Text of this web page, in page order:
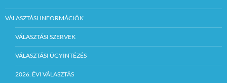
VÁLASZTÁSI INFORMÁCIÓK
VÁLASZTÁSI SZERVEK
VÁLASZTÁSI ÜGYINTÉZÉS
2026. ÉVI VÁLASZTÁS